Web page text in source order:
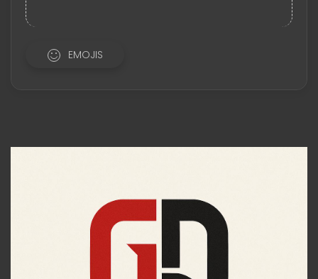
EMOJIS